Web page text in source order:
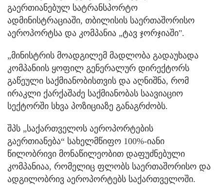
გაერთიანებულ სატრანსპორტო
ადმინისტრაციაში, თბილისის საერთაშორისო
აეროპორტსა და კომპანია „ტავ ჯორჯიაში".
„მინისტრის მოადგილემ მადლობა გადაუხადა
კომპანიის ყოფილ გენერალურ დირექტორს
გაწეული საქმიანობისთვის და აღნიშნა, რომ
ირაკლი ქარქაშაძე საქმიანობას საავიაციო
სექტორში სხვა პოზიციაზე განაგრძობს.
შპს „საქართველოს აეროპორტების
გაერთიანება“ სახელმწიფო 100%-იანი
წილობრივი მონაწილეობით დაფუძნებული
კომპანიაა, რომელიც ფლობს საერთაშორისო და
ადგილობრივ აეროპორტებს საქართველოში.